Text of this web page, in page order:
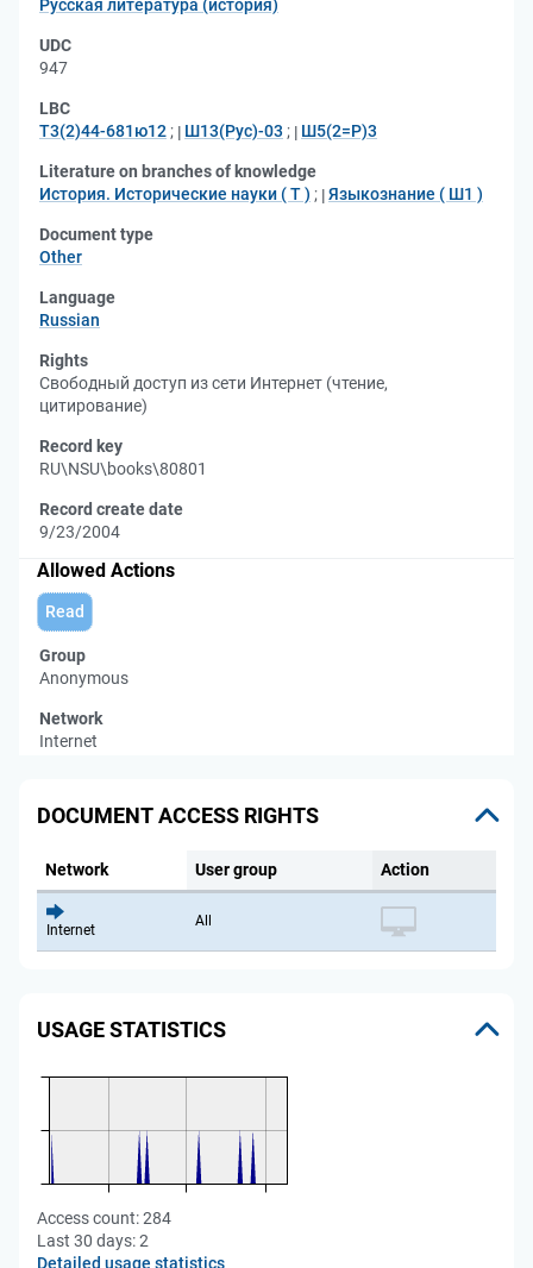
Русская литература (история)
UDC
947
LBC
Т3(2)44-681ю12 ; Ш13(Рус)-03 ; Ш5(2=Р)3
Literature on branches of knowledge
История. Исторические науки ( Т ) ; Языкознание ( Ш1 )
Document type
Other
Language
Russian
Rights
Свободный доступ из сети Интернет (чтение,
цитирование)
Record key
RU\NSU\books\80801
Record create date
9/23/2004
Allowed Actions
Read
Group
Anonymous
Network
Internet
DOCUMENT ACCESS RIGHTS
Network User group Action
Internet
All
USAGE STATISTICS
Access count:284
Last 30 days:2
Detailed usage statistics